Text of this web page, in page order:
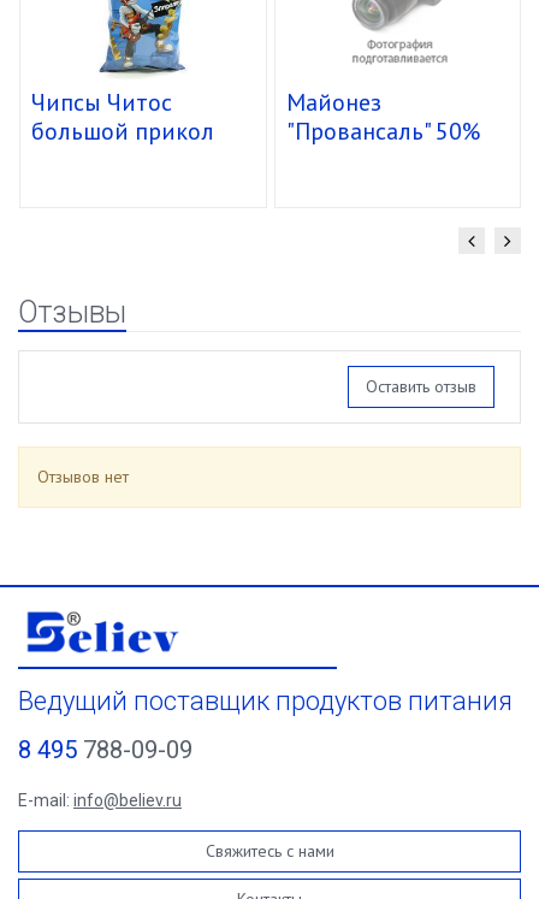
Чипсы Читос
большой прикол
Майонез
"Провансаль" 50%
Отзывы
Оставить отзыв
Отзывов нет
Ведущий поставщик продуктов питания
8 495 788-09-09
E-mail: info@believ.ru
Свяжитесь с нами